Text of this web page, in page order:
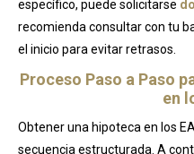
específico, puede solicitarse
recomienda consultar con tu
el inicio para evitar retrasos.
Proceso Paso a Paso
en
Obtener una hipoteca en los
secuencia estructurada. A